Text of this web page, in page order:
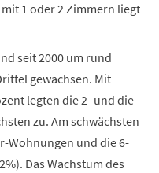
1 oder 2 Zimmern liegt
seit 2000 um rund
gewachsen. Mit
legten die 2- und die
zu. Am schwächsten
Wohnungen und die 6-
Das Wachstum des